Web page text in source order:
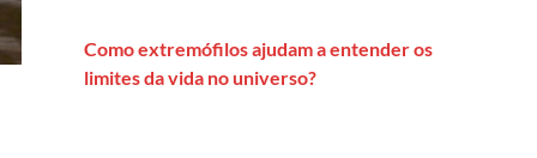
Como extremófilos ajudam a entender os
limites da vida no universo?